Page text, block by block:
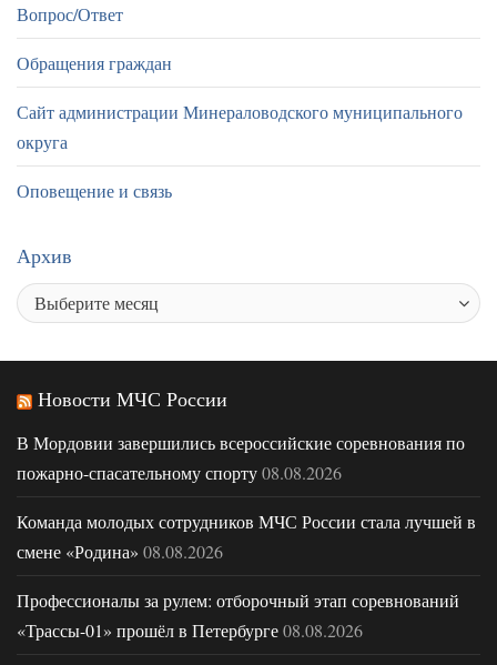
Вопрос/Ответ
Обращения граждан
Сайт администрации Минераловодского муниципального
округа
Оповещение и связь
Архив
Новости МЧС России
В Мордовии завершились всероссийские соревнования по
пожарно-спасательному спорту08.08.2026
Команда молодых сотрудников МЧС России стала лучшей в
смене «Родина» 08.08.2026
Профессионалы за рулем: отборочный этап соревнований
«Трассы-01» прошёл в Петербурге08.08.2026